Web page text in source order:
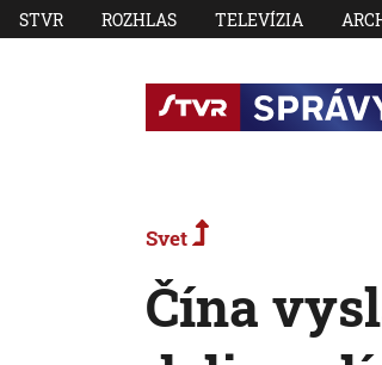
STVR ROZHLAS TELEVÍZIA
Svet
Čína